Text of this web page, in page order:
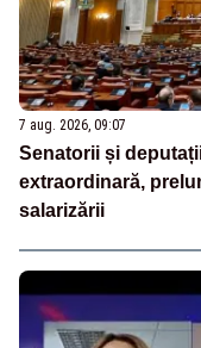
7 aug. 2026, 09:07
Senatorii și
extraordinară,
salarizării